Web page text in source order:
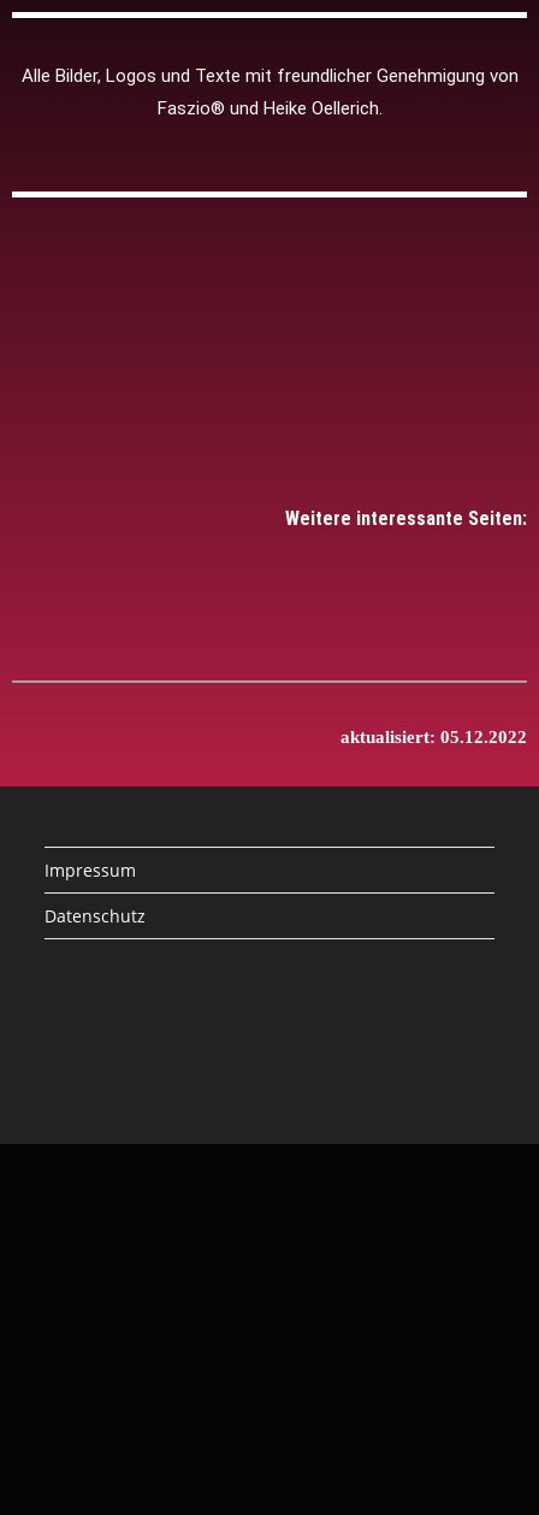
Alle Bilder, Logos und Texte mit freundlicher Genehmigung von
Faszio® und Heike Oellerich.
Weitere interessante Seiten:
aktualisiert: 05.12.2022
Impressum
Datenschutz